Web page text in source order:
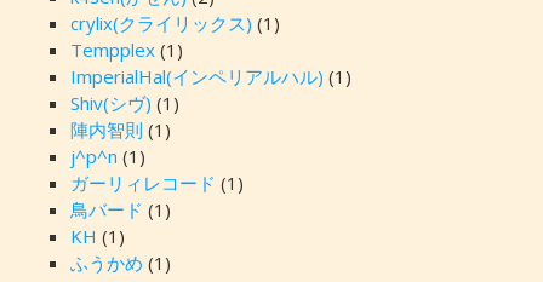
crylix(クライリックス) (1)
Tempplex(1)
ImperialHal(インペリアルハル) (1)
Shiv(シヴ) (1)
陣内智則 (1)
j^p^n (1)
ガーリィレコード (1)
鳥バード (1)
KH (1)
ふうかめ (1)